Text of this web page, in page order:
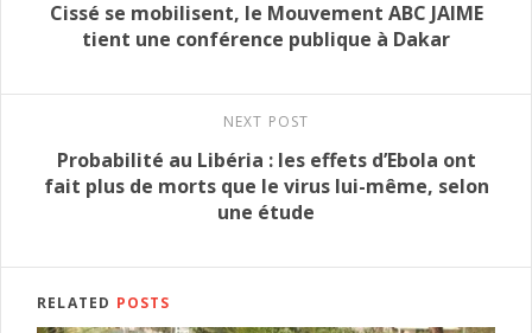
Cissé se mobilisent, le Mouvement ABC JAIME
tient une conférence publique à Dakar
NEXT POST
Probabilité au Libéria : les effets d’Ebola ont
fait plus de morts que le virus lui-même, selon
une étude
RELATED POSTS